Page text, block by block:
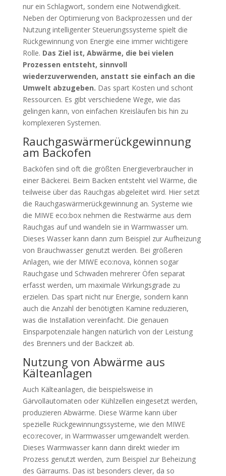
nur ein Schlagwort, sondern eine Notwendigkeit.
Neben der Optimierung von Backprozessen und der
Nutzung intelligenter Steuerungssysteme spielt die
Rückgewinnung von Energie eine immer wichtigere
Rolle. Das Ziel ist, Abwärme, die bei vielen
Prozessen entsteht, sinnvoll
wiederzuverwenden, anstatt sie einfach an die
Umwelt abzugeben. Das spart Kosten und schont
Ressourcen. Es gibt verschiedene Wege, wie das
gelingen kann, von einfachen Kreisläufen bis hin zu
komplexeren Systemen.
Rauchgaswärmerückgewinnung
am Backofen
Backöfen sind oft die größten Energieverbraucher in
einer Bäckerei. Beim Backen entsteht viel Wärme, die
teilweise über das Rauchgas abgeleitet wird. Hier setzt
die Rauchgaswärmerückgewinnung an. Systeme wie
die MIWE eco:box nehmen die Restwärme aus dem
Rauchgas auf und wandeln sie in Warmwasser um.
Dieses Wasser kann dann zum Beispiel zur Aufheizung
von Brauchwasser genutzt werden. Bei größeren
Anlagen, wie der MIWE eco:nova, können sogar
Rauchgase und Schwaden mehrerer Öfen separat
erfasst werden, um maximale Wirkungsgrade zu
erzielen. Das spart nicht nur Energie, sondern kann
auch die Anzahl der benötigten Kamine reduzieren,
was die Installation vereinfacht. Die genauen
Einsparpotenziale hängen natürlich von der Leistung
des Brenners und der Backzeit ab.
Nutzung von Abwärme aus
Kälteanlagen
Auch Kälteanlagen, die beispielsweise in
Gärvollautomaten oder Kühlzellen eingesetzt werden,
produzieren Abwärme. Diese Wärme kann über
spezielle Rückgewinnungssysteme, wie den MIWE
eco:recover, in Warmwasser umgewandelt werden.
Dieses Warmwasser kann dann direkt wieder im
Prozess genutzt werden, zum Beispiel zur Beheizung
des Gärraums. Das ist besonders clever, da so